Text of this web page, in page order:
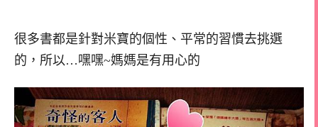
很多書都是針對米寶的個性、平常的習慣去挑選
的，所以…嘿嘿~媽媽是有用心的